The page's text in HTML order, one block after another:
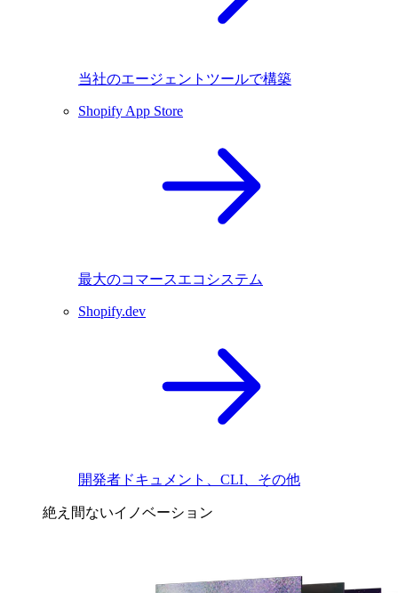
当社のエージェントツールで構築
Shopify App Store
最大のコマースエコシステム
Shopify.dev
開発者ドキュメント、CLI、その他
絶え間ないイノベーション